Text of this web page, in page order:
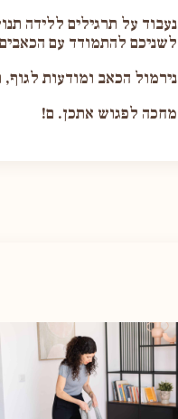
נעבוד על תרגילים ללידה
לשניכם להתמודד עם
נירמול הכאב ומודעות לגוף,
מחכה לפגוש אתכן. ם!